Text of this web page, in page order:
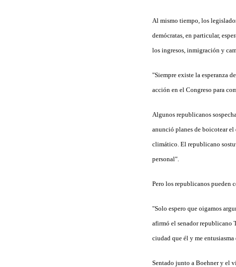
Al mismo tiempo, los
demócratas, en particular,
los ingresos, inmigración y
"Siempre existe la esperanza
acción en el Congreso para
Algunos republicanos
anunció planes de boicotear
climático. El republicano
personal".
Pero los republicanos pueden
"Solo espero que oigamos
afirmó el senador republicano
ciudad que él y me
Sentado junto a Boehner y el